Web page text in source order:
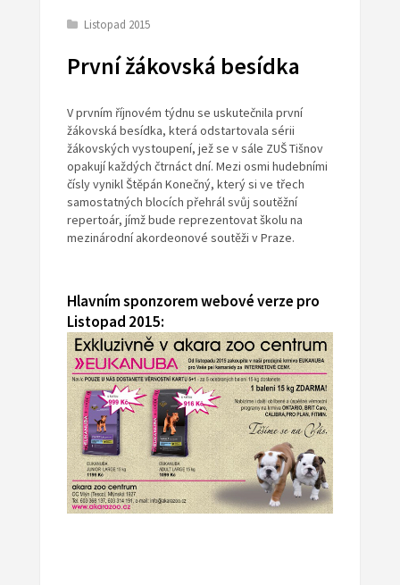
Listopad 2015
První žákovská besídka
V prvním říjnovém týdnu se uskutečnila první
žákovská besídka, která odstartovala sérii
žákovských vystoupení, jež se v sále ZUŠ Tišnov
opakují každých čtrnáct dní. Mezi osmi hudebními
čísly vynikl Štěpán Konečný, který si ve třech
samostatných blocích přehrál svůj soutěžní
repertoár, jímž bude reprezentovat školu na
mezinárodní akordeonové soutěži v Praze.
Hlavním sponzorem webové verze pro
Listopad 2015: